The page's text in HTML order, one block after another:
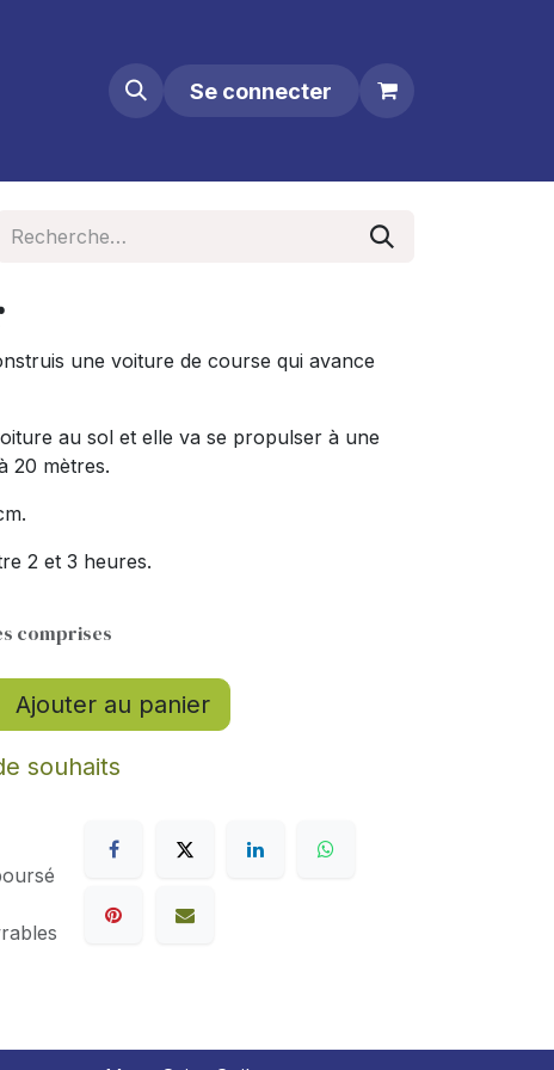
Se connecter
une voiture de course qui avance
au sol et elle va se propulser à une
20 mètres.
2 et 3 heures.
comprises
Ajouter au panier
souhaits